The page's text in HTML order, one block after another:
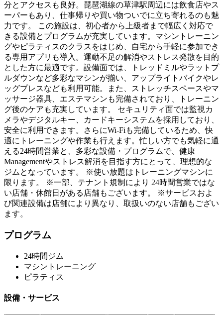
分とアクセスも良好。琵琶湖線の草津駅周辺には飲食店やス
ーパーもあり、仕事帰りや買い物ついでに立ち寄れるのも魅
力です。 この施設は、初心者から上級者まで幅広く対応で
きる設備とプログラムが充実しています。マシントレーニン
グやピラティスのクラスをはじめ、自宅から手軽に参加でき
る専用アプリも導入。運動不足の解消やストレス発散を目的
とした方に最適です。設備面では、トレッドミルやラットプ
ルダウンなど多彩なマシンが揃い、アップライトバイクやレ
ッグプレスなども利用可能。また、ストレッチスペースやマ
ッサージ器具、エステマシンも完備されており、トレーニン
グ後のケアも充実しています。 セキュリティ面では監視カ
メラやデジタルキー、カードキーシステムを採用しており、
安全に利用できます。さらにWi-Fiも完備しているため、快
適にトレーニングや作業も行えます。忙しい方でも気軽に通
える24時間営業と、多彩な設備・プログラムで、健康
Managementやストレス解消を目指す方にとって、理想的な
ジムとなっています。 ※使い放題はトレーニングマシンに
限ります。 ※一部、テナント規制により 24時間営業ではな
い店舗・休館日がある店舗もございます。 ※サービスおよ
び関連設備は店舗により異なり、取扱いのない店舗もござい
ます。
プログラム
24時間ジム
マシントレーニング
ピラティス
設備・サービス